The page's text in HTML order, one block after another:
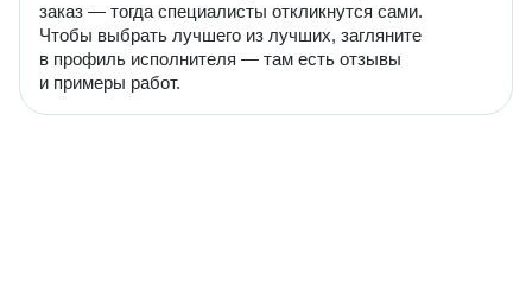
заказ — тогда специалисты откликнутся сами.
Чтобы выбрать лучшего из лучших, загляните
в профиль исполнителя — там есть отзывы
и примеры работ.